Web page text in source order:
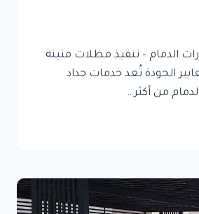
الدمام – تنفيذ مظلات متينة
الجودة تُعد خدمات حداد
من أكثر…